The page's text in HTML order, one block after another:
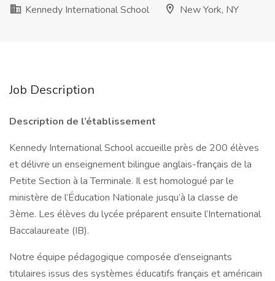
Kennedy International School
New York, NY
Job Description
Description de l’établissement
Kennedy International School accueille près de 200 élèves
et délivre un enseignement bilingue anglais-français de la
Petite Section à la Terminale. Il est homologué par le
ministère de l’Éducation Nationale jusqu’à la classe de
3ème. Les élèves du lycée préparent ensuite l’International
Baccalaureate (IB).
Notre équipe pédagogique composée d’enseignants
titulaires issus des systèmes éducatifs français et américain